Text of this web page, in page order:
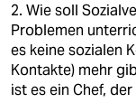
abo
genossenschaft
epaper login
2. Wie soll
Problemen
es keine sozialen
Kontakte) mehr
ist es ein Chef,